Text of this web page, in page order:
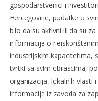
gospodarstvenici i
Hercegovine, podatke o
bilo da su aktivni ili da su
informacije o
industrijskim kapacitetima,
tvrtki sa svim obrascima,
organizacija, lokalnih vlasti
informacije iz zavoda za